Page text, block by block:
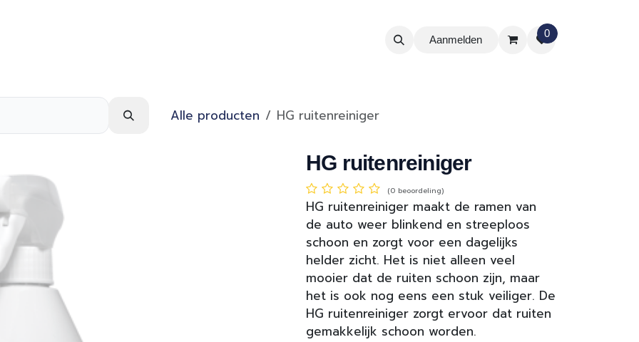
Aanmelden
0
Alle producten HG ruitenreiniger
HG ruitenreiniger
(0 beoordeling)
HG ruitenreiniger maakt de ramen van
de auto weer blinkend en streeploos
schoon en zorgt voor een dagelijks
helder zicht. Het is niet alleen veel
mooier dat de ruiten schoon zijn, maar
het is ook nog eens een stuk veiliger. De
HG ruitenreiniger zorgt ervoor dat ruiten
gemakkelijk schoon worden.